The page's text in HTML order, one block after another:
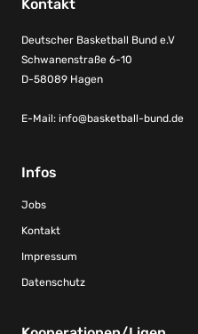
Kontakt
Deutscher Basketball Bund e.V
Schwanenstraße 6-10
D-58089 Hagen
E-Mail: info@basketball-bund.de
Infos
Jobs
Kontakt
Impressum
Datenschutz